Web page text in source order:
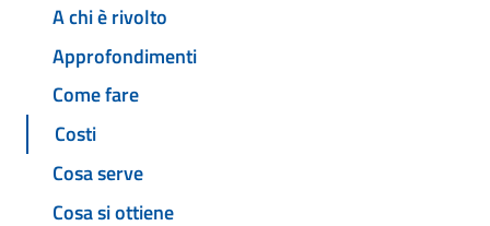
A chi è rivolto
Approfondimenti
Come fare
Costi
Cosa serve
Cosa si ottiene